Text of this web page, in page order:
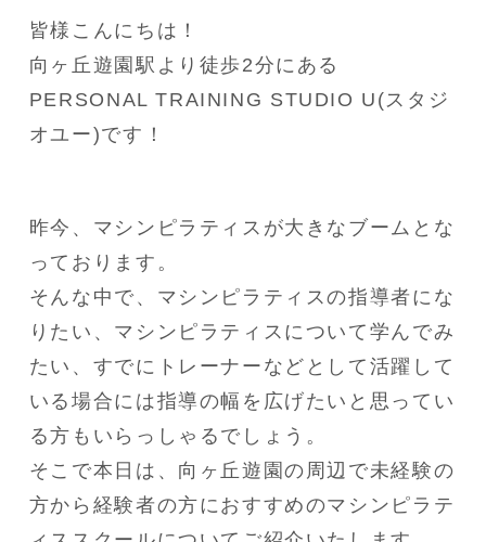
皆様こんにちは！
向ヶ丘遊園駅より徒歩2分にある
PERSONAL TRAINING STUDIO U(スタジ
オユー)です！
昨今、マシンピラティスが大きなブームとな
っております。
そんな中で、マシンピラティスの指導者にな
りたい、マシンピラティスについて学んでみ
たい、すでにトレーナーなどとして活躍して
いる場合には指導の幅を広げたいと思ってい
る方もいらっしゃるでしょう。
そこで本日は、向ヶ丘遊園の周辺で未経験の
方から経験者の方におすすめのマシンピラテ